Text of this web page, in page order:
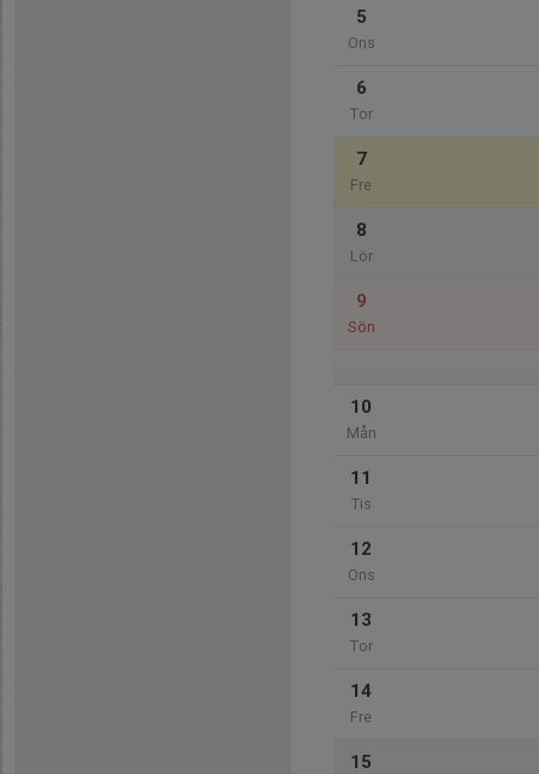
5
Ons
6
Tor
7
Fre
8
Lör
9
Sön
10
Mån
11
Tis
12
Ons
13
Tor
14
Fre
15